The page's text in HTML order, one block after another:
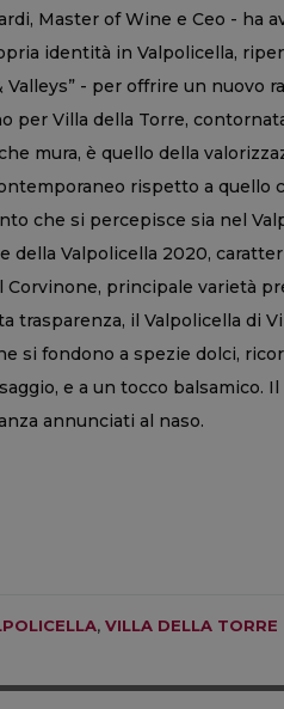
Master of Wine e Ceo - ha
identità in Valpolicella,
Valleys” - per offrire un nuovo
per Villa della Torre,
mura, è quello della
rispetto a quello
che si percepisce sia nel
della Valpolicella 2020,
principale varietà
trasparenza, il Valpolicella di
si fondono a spezie dolci,
e a un tocco balsamico. Il
annunciati al naso.
, VILLA DELLA TORRE